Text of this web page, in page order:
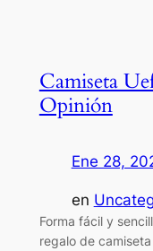
Camiseta
Opinión
Ene 28,
en
Forma fácil y
regalo de